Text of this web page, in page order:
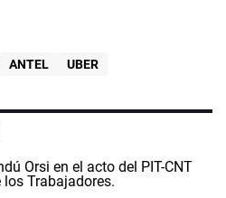
ANTEL UBER